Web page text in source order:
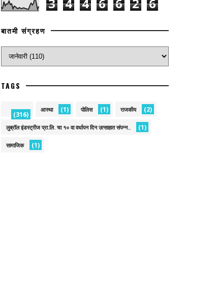
बातमी संग्रहण
TAGS
(316)
आस्था (1) पोलिस (1) राजकीय (2)
लुब्रॉल इंडस्ट्रीज प्रा.लि. चा १० वा वर्धापन दिन उत्साहात संपन्न.. (1)
सामाजिक (1)